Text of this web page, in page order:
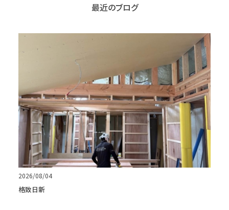
最近のブログ
2026/08/04
格致日新